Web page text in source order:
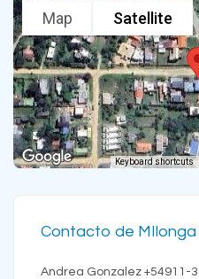
Map Satellite
Keyboard shortcuts
Contacto de MIlonga
Andrea Gonzalez +54911-